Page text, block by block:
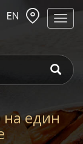
EN
един